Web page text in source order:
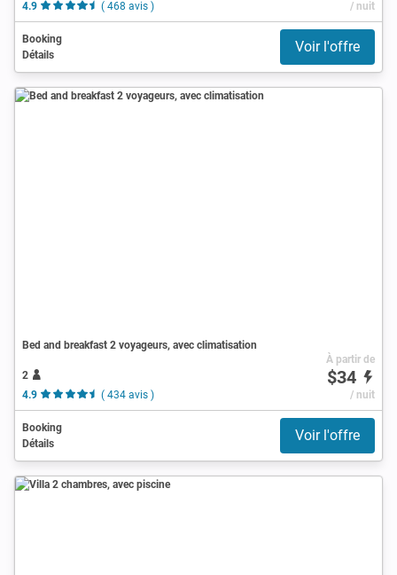
4.9 ( 468 avis ) / nuit
Booking
Détails
Voir l'offre
Bed and breakfast 2 voyageurs, avec climatisation
2
4.9
( 434 avis )
À partir de
$34
/ nuit
Booking
Détails
Voir l'offre